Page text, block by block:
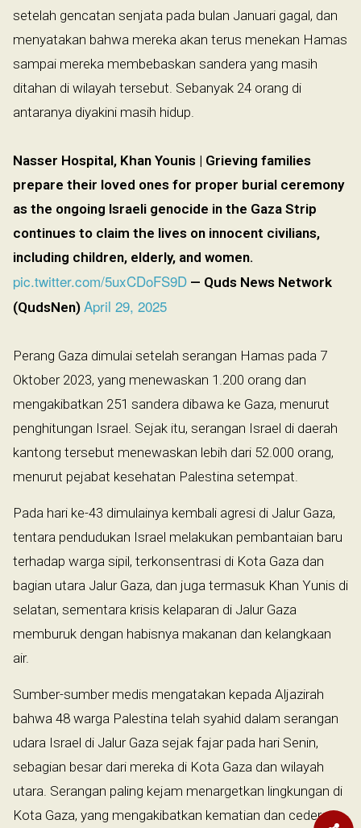
setelah gencatan senjata pada bulan Januari gagal, dan
menyatakan bahwa mereka akan terus menekan Hamas
sampai mereka membebaskan sandera yang masih
ditahan di wilayah tersebut. Sebanyak 24 orang di
antaranya diyakini masih hidup.
Nasser Hospital, Khan Younis | Grieving families
prepare their loved ones for proper burial ceremony
as the ongoing Israeli genocide in the Gaza Strip
continues to claim the lives on innocent civilians,
including children, elderly, and women.
pic.twitter.com/5uxCDoFS9D — Quds News Network
(QudsNen) April 29, 2025
Perang Gaza dimulai setelah serangan Hamas pada 7
Oktober 2023, yang menewaskan 1.200 orang dan
mengakibatkan 251 sandera dibawa ke Gaza, menurut
penghitungan Israel. Sejak itu, serangan Israel di daerah
kantong tersebut menewaskan lebih dari 52.000 orang,
menurut pejabat kesehatan Palestina setempat.
Pada hari ke-43 dimulainya kembali agresi di Jalur Gaza,
tentara pendudukan Israel melakukan pembantaian baru
terhadap warga sipil, terkonsentrasi di Kota Gaza dan
bagian utara Jalur Gaza, dan juga termasuk Khan Yunis di
selatan, sementara krisis kelaparan di Jalur Gaza
memburuk dengan habisnya makanan dan kelangkaan
air.
Sumber-sumber medis mengatakan kepada Aljazirah
bahwa 48 warga Palestina telah syahid dalam serangan
udara Israel di Jalur Gaza sejak fajar pada hari Senin,
sebagian besar dari mereka di Kota Gaza dan wilayah
utara. Serangan paling kejam menargetkan lingkungan di
Kota Gaza, yang mengakibatkan kematian dan cedera